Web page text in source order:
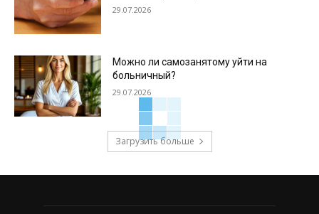
29.07.2026
Можно ли самозанятому уйти на
больничный?
29.07.2026
Загрузить больше